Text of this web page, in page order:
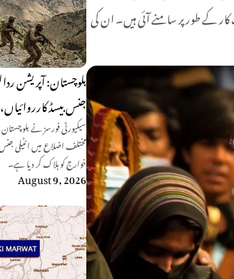
جنس بیسڈ کارروائیاں، 15 خوارج ہلاک
خوارج کو ہلاک کر دیا ہے۔
August 9, 2026
کے طور پر سامنے آئی ہیں۔ ان کی